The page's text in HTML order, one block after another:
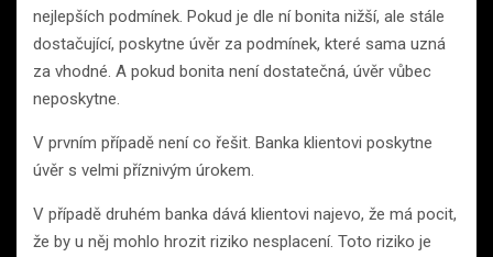
nejlepších podmínek. Pokud je dle ní bonita nižší, ale stále
dostačující, poskytne úvěr za podmínek, které sama uzná
za vhodné. A pokud bonita není dostatečná, úvěr vůbec
neposkytne.
V prvním případě není co řešit. Banka klientovi poskytne
úvěr s velmi příznivým úrokem.
V případě druhém banka dává klientovi najevo, že má pocit,
že by u něj mohlo hrozit riziko nesplacení. Toto riziko je